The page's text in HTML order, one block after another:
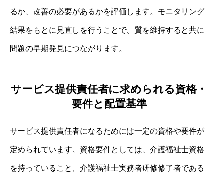
るか、改善の必要があるかを評価します。モニタリング
結果をもとに見直しを行うことで、質を維持すると共に
問題の早期発見につながります。
サービス提供責任者に求められる資格・
要件と配置基準
サービス提供責任者になるためには一定の資格や要件が
定められています。資格要件としては、介護福祉士資格
を持っていること、介護福祉士実務者研修修了者である